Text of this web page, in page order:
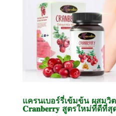
แครนเบอร์รี่เข้มข้น ผสม
𝐂𝐫𝐚𝐧𝐛𝐞𝐫𝐫𝐲 สูตรใหม่ที่ดีที่สุ